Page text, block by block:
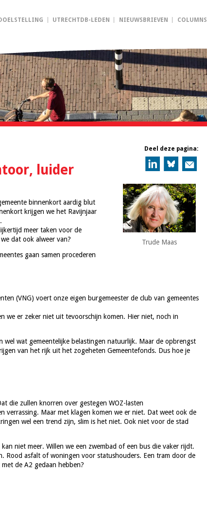
DOELSTELLING UTRECHTDB-LEDEN NIEUWSBRIEVEN COLUMNS
Deel deze pagina:
Trude Maas
luider
binnenkort aardig blut
krijgen we het Ravijnjaar
meer taken voor de
dat ook alweer van?
gaan samen procederen
(VNG) voert onze eigen burgemeester de club van gemeentes
we er zeker niet uit tevoorschijn komen. Hier niet, noch in
wel wat gemeentelijke belastingen natuurlijk. Maar de opbrengst
van het rijk uit het zogeheten Gemeentefonds. Dus hoe je
die zullen knorren over gestegen WOZ-lasten
verrassing. Maar met klagen komen we er niet. Dat weet ook de
wel een trend zijn, slim is het niet. Ook niet voor de stad
niet meer. Willen we een zwembad of een bus die vaker rijdt.
Rood asfalt of woningen voor statushouders. Een tram door de
de A2 gedaan hebben?